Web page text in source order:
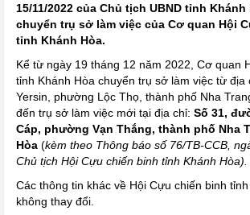
15/11/2022 của Chủ tịch UBND tỉnh Khánh
chuyển trụ sở làm việc của Cơ quan Hội
tỉnh Khánh Hòa.
Kể từ ngày 19 tháng 12 năm 2022, Cơ quan
tỉnh Khánh Hòa chuyển trụ sở làm việc từ địa
Yersin, phường Lộc Thọ, thành phố Nha
đến trụ sở làm việc mới tại địa chỉ: Số 31,
Cáp, phường Vạn Thắng, thành phố Nha
Hòa (kèm theo Thông báo số 76/TB-CCB,
Chủ tịch Hội Cựu chiến binh tỉnh Khánh Hòa).
Các thông tin khác về Hội Cựu chiến binh
không thay đổi.